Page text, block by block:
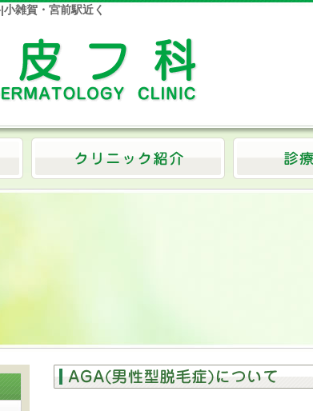
雑賀・宮前駅近く